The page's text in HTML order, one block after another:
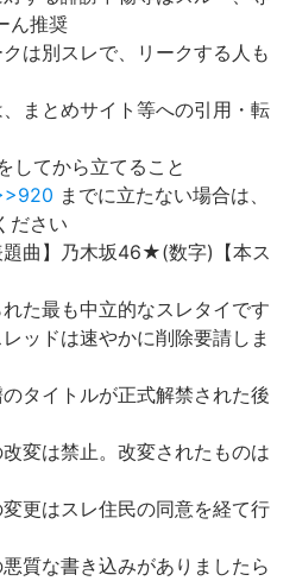
ん推奨
は別スレで、リークする人も
まとめサイト等への引用・転
してから立てること
までに立たない場合は、
ださい
曲】乃木坂46★(数字)【本ス
た最も中立的なスレタイです
ッドは速やかに削除要請しま
タイトルが正式解禁された後
変は禁止。改変されたものは
更はスレ住民の同意を経て行
質な書き込みがありましたら